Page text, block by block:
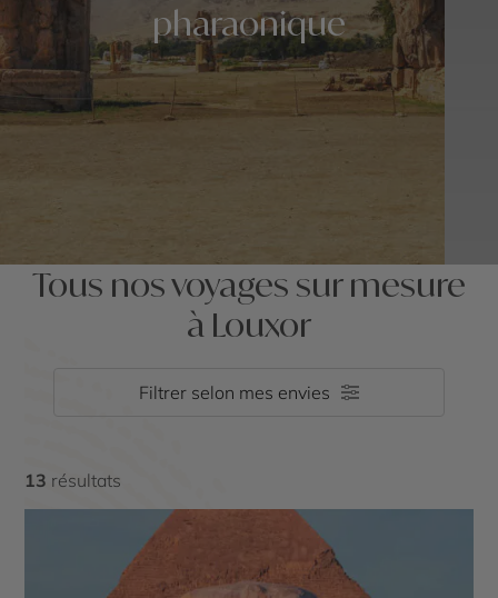
pharaonique
Tous nos voyages sur mesure
à Louxor
Filtrer selon mes envies
13 résultats